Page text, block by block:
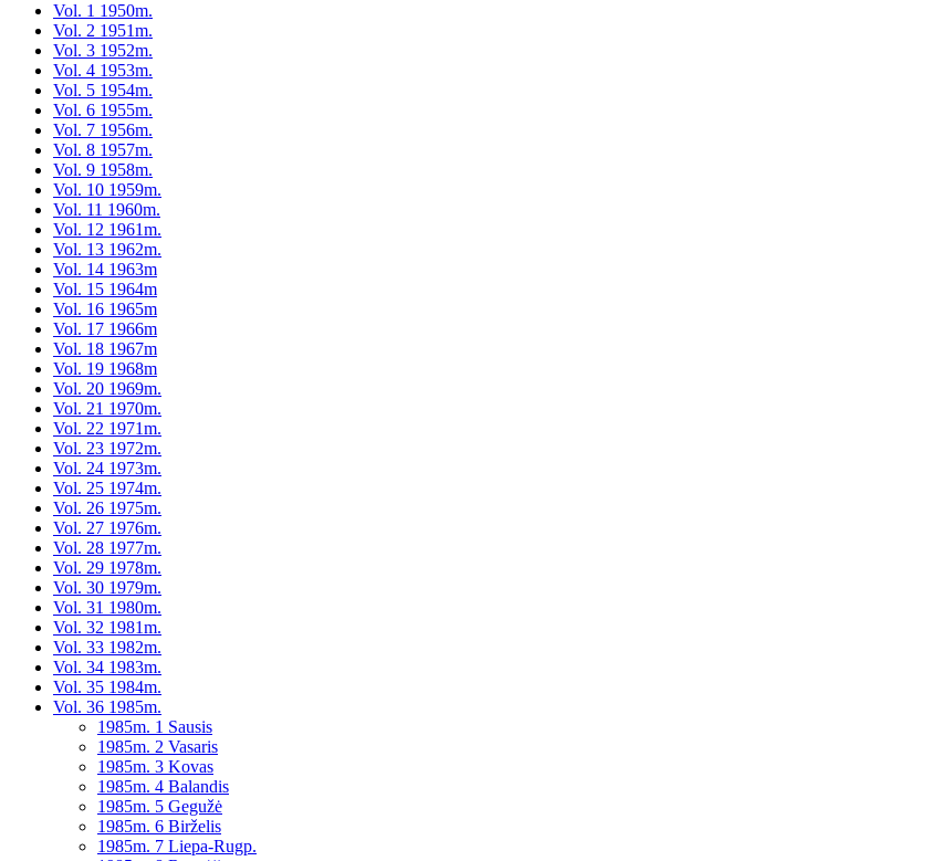
Vol. 1 1950m.
Vol. 2 1951m.
Vol. 3 1952m.
Vol. 4 1953m.
Vol. 5 1954m.
Vol. 6 1955m.
Vol. 7 1956m.
Vol. 8 1957m.
Vol. 9 1958m.
Vol. 10 1959m.
Vol. 11 1960m.
Vol. 12 1961m.
Vol. 13 1962m.
Vol. 14 1963m
Vol. 15 1964m
Vol. 16 1965m
Vol. 17 1966m
Vol. 18 1967m
Vol. 19 1968m
Vol. 20 1969m.
Vol. 21 1970m.
Vol. 22 1971m.
Vol. 23 1972m.
Vol. 24 1973m.
Vol. 25 1974m.
Vol. 26 1975m.
Vol. 27 1976m.
Vol. 28 1977m.
Vol. 29 1978m.
Vol. 30 1979m.
Vol. 31 1980m.
Vol. 32 1981m.
Vol. 33 1982m.
Vol. 34 1983m.
Vol. 35 1984m.
Vol. 36 1985m.
1985m. 1 Sausis
1985m. 2 Vasaris
1985m. 3 Kovas
1985m. 4 Balandis
1985m. 5 Gegužė
1985m. 6 Birželis
1985m. 7 Liepa-Rugp.